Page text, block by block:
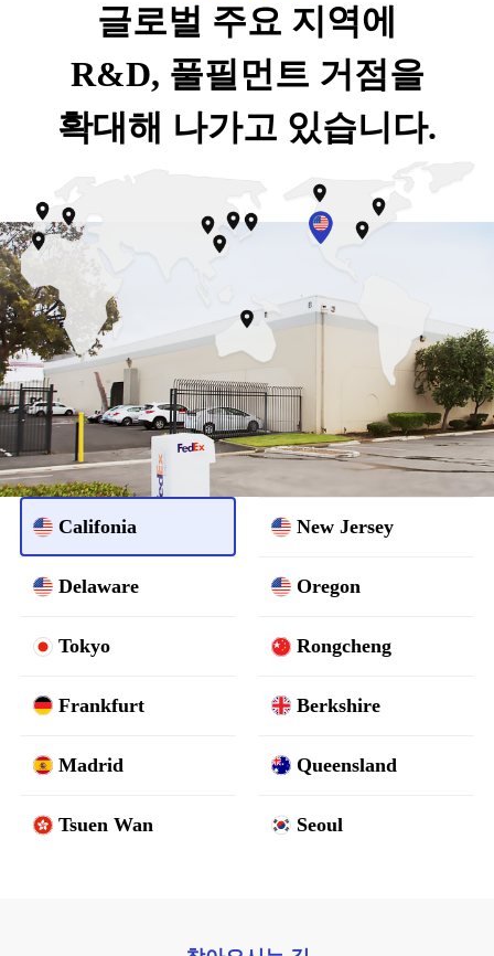
글로벌 주요 지역에
R&D, 풀필먼트 거점을
확대해 나가고 있습니다.
Califonia New Jersey
Delaware Oregon
Tokyo Rongcheng
Frankfurt Berkshire
Madrid Queensland
Tsuen Wan Seoul